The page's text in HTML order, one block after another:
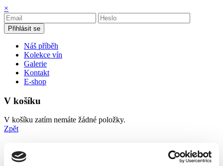
×
Přihlásit se
Náš příběh
Kolekce vín
Galerie
Kontakt
E-shop
V košíku
V košíku zatím nemáte žádné položky.
Zpět
Rulandské šedé & Rulandské bílé